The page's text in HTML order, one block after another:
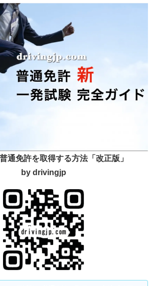
通免許を取得する方法「改正版」
by drivingjp